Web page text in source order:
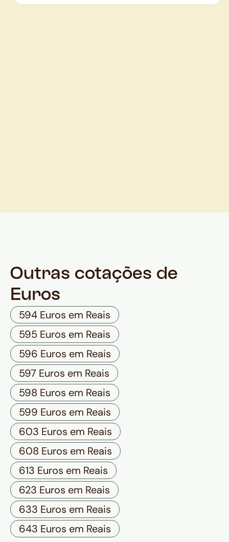
Outras cotações de
Euros
594 Euros em Reais
595 Euros em Reais
596 Euros em Reais
597 Euros em Reais
598 Euros em Reais
599 Euros em Reais
603 Euros em Reais
608 Euros em Reais
613 Euros em Reais
623 Euros em Reais
633 Euros em Reais
643 Euros em Reais